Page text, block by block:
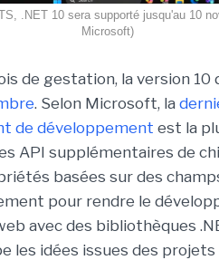
.NET 10 sera supporté jusqu'au 10
Microsoft)
de gestation, la version 10
. Selon Microsoft, la
de développement est la
API supplémentaires de
basées sur des
pour rendre le
avec des bibliothèques
les idées issues des